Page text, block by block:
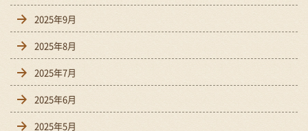
2025年9月
2025年8月
2025年7月
2025年6月
2025年5月